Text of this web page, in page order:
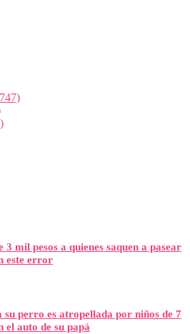
mil pesos a quienes saquen a pasear
este error
su perro es atropellada por niños de 7
el auto de su papá